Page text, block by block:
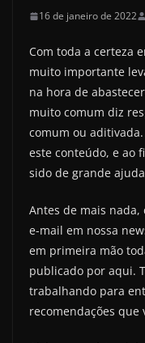
16 de janeiro de 2022
Com toda a certeza
muito importante
na hora de
muito comum diz
comum ou
este conteúdo, e ao
sido de grande
Antes de mais nada,
e-mail em nossa
em primeira mão
publicado por aqui.
trabalhando para
recomendações que